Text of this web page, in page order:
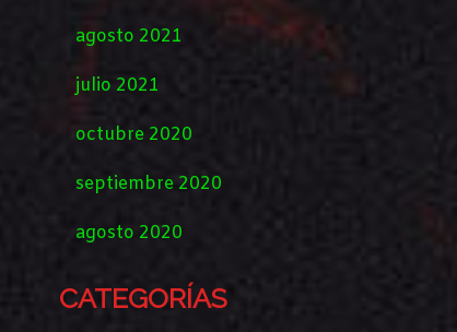
agosto 2021
julio 2021
octubre 2020
septiembre 2020
agosto 2020
CATEGORÍAS